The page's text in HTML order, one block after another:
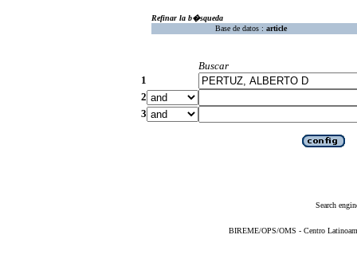
Refinar la b�squeda
Base de datos : article
Buscar
1
2
3
Search
BIREME/OPS/OMS - Centro